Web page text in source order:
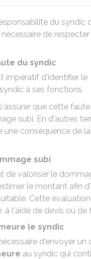
du syndic
de respecter
du syndic
impératif d'identifier le
à ses fonctions.
que cette
subi. En d'autres
une conséquence de
subi
de valoriser le
le montant afin
Cette
à l'aide de devis ou de
le syndic
d'envoyer un
au syndic qui